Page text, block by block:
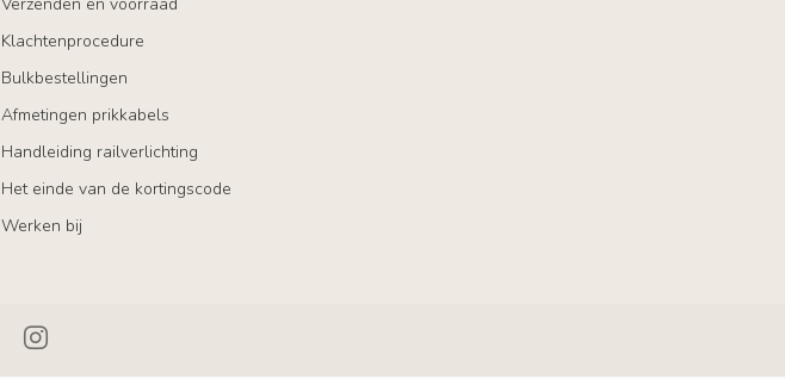
Klachtenprocedure
Bulkbestellingen
Afmetingen prikkabels
Handleiding railverlichting
Het einde van de kortingscode
Werken bij